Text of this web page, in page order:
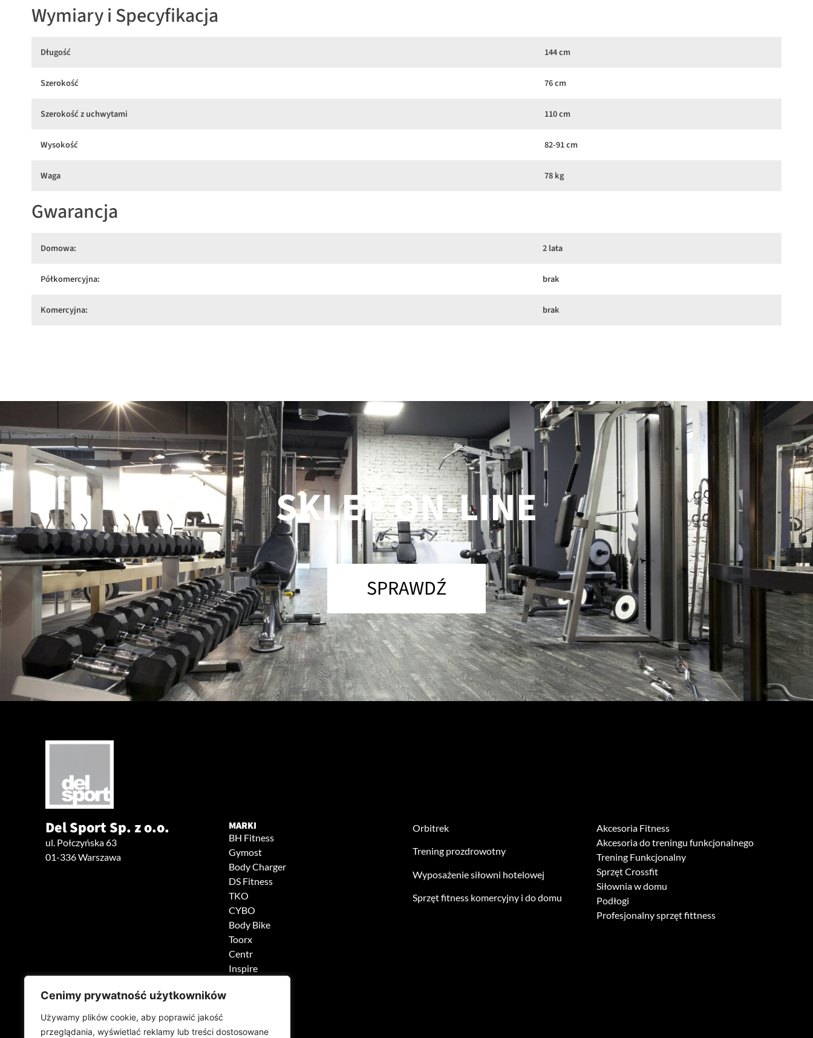
Cenimy prywatność użytkowników
Używamy plików cookie, aby poprawić jakość
przeglądania, wyświetlać reklamy lub treści dostosowane
Wymiary i Specyfikacja
Długość 144 cm
Szerokość 76 cm
Szerokość z uchwytami 110 cm
Wysokość 82-91 cm
Waga 78 kg
Gwarancja
Domowa: 2 lata
Półkomercyjna: brak
Komercyjna: brak
SKLEP ON-LINE
SPRAWDŹ
Del Sport Sp. z o.o.
ul. Połczyńska 63
01-336 Warszawa
MARKI
BH Fitness
Gymost
Body Charger
DS Fitness
TKO
CYBO
Body Bike
Toorx
Centr
Inspire
Orbitrek
Trening prozdrowotny
Wyposażenie siłowni hotelowej
Sprzęt fitness komercyjny i do domu
Akcesoria Fitness
Akcesoria do treningu funkcjonalnego
Trening Funkcjonalny
Sprzęt Crossfit
Siłownia w domu
Podłogi
Profesjonalny sprzęt fittness